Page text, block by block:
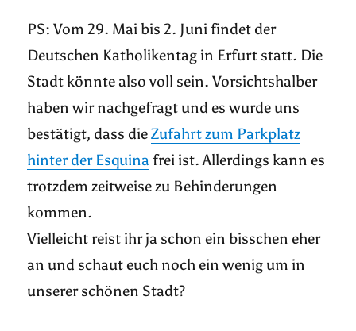
PS: Vom 29. Mai bis 2. Juni findet der
Deutschen Katholikentag in Erfurt statt. Die
Stadt könnte also voll sein. Vorsichtshalber
haben wir nachgefragt und es wurde uns
bestätigt, dass dieZufahrt zum Parkplatz
hinter der Esquina frei ist. Allerdings kann es
trotzdem zeitweise zu Behinderungen
kommen.
Vielleicht reist ihr ja schon ein bisschen eher
an und schaut euch noch ein wenig um in
unserer schönen Stadt?